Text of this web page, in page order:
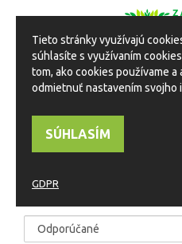
Toggle
navigation
NA
Tieto stránky využívajú
súhlasíte s využívaním
tom, ako cookies používame
odmietnuť nastavením svojho
SÚHLASÍM
GDPR